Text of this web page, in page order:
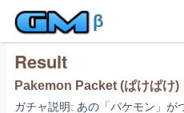
β
Result
Pakemon Packet (ぱけぱけ)
ガチャ説明: あの「パケモン」が